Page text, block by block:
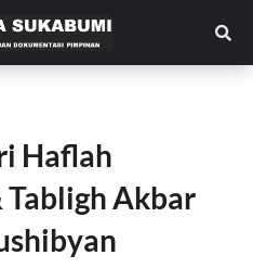
Haflah
Akbar